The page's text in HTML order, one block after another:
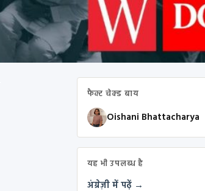
फैक्ट चेक्ड बाय
Oishani Bhattacharya
यह भी उपलब्ध है
अंग्रेज़ी में पढ़ें →